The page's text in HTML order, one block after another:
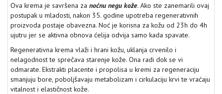
Ova krema je savršena za noćnu negu kože. Ako ste zanemarili ovaj
postupak u mladosti, nakon 35. godine upotreba regenerativnih
proizvoda postaje obavezna. Noć je korisna za kožu od 23h do 4h
ujutru jer se aktivna obnova ćelija odvija samo kada spavate.
Regenerativna krema vlaži i hrani kožu, uklanja crvenilo i
nelagodnost te sprečava starenje kože. Ona radi dok se vi
odmarate. Ekstrakti placente i propolisa u kremi za regeneraciju
smanjuju bore, poboljšavaju metabolizam i cirkulaciju krvi te vraćaju
vitalnost i elastičnost kože.